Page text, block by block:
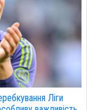
Ліги